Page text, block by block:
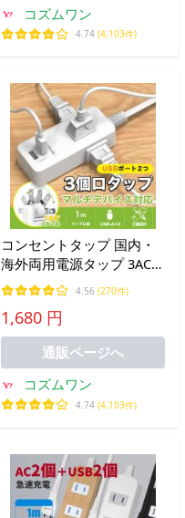
コズムワン
4.74 (4,103件)
コンセントタップ 国内・
海外両用電源タップ 3AC口
電源タップ usb付 延長コ
ード 1m 2m 3m スイング
プラグ 省スペース 過電流
保護 安全設計 たこあしコ
ンセント
4.56 (270件)
1,680 円
通販ページへ
コズムワン
4.74 (4,103件)